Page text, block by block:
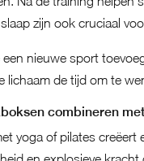
zijn ook cruciaal
nieuwe sport
lichaam de tijd om te
combineren
yoga of pilates creëert